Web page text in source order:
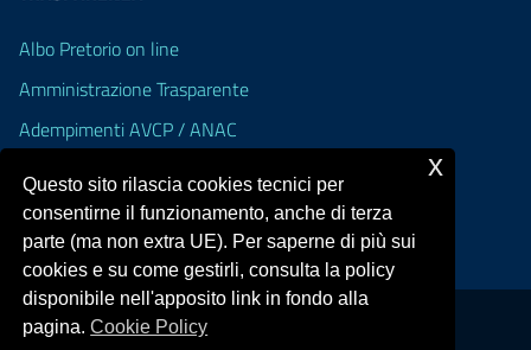
Albo Pretorio on line
Amministrazione Trasparente
Adempimenti AVCP / ANAC
Dichiarazione di accessibilità
Portale realizzato con la piattaforma
Questo sito rilascia cookies tecnici per
consentirne il funzionamento, anche di terza
parte (ma non extra UE). Per saperne di più sui
cookies e su come gestirli, consulta la policy
disponibile nell'apposito link in fondo alla
pagina.Cookie Policy
x